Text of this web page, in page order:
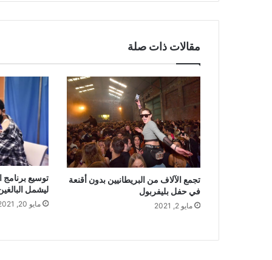
مقالات ذات صلة
تجمع الآلاف من البريطانيين بدون أقنعة
في حفل بليفربول
مايو 2, 2021
توسيع برنامج
ليشمل البالغين
مايو 20, 2021